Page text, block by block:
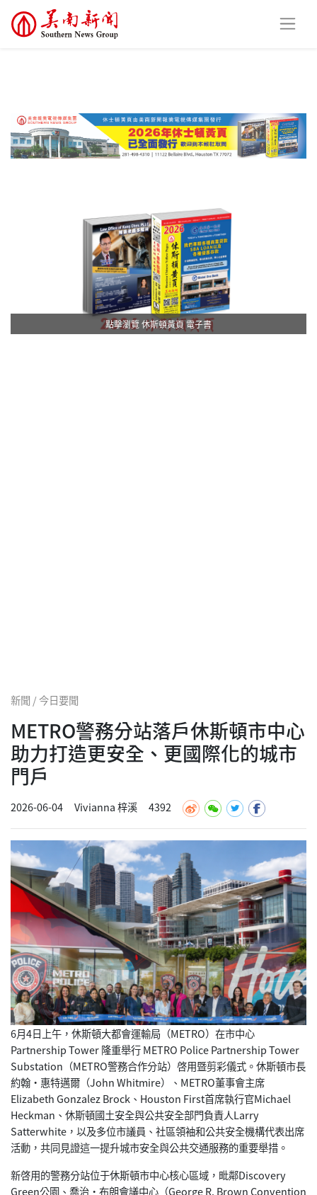
點擊瀏覽 休斯頓黃頁 電子書
新聞 / 今日要聞
METRO警務分站落戶休斯頓市中心
助力打造更安全、更國際化的城市
門戶
2026-06-04 Vivianna 梓溪 4392
6月4日上午，休斯頓大都會運輸局（METRO）在市中心
Partnership Tower 隆重舉行 METRO Police Partnership Tower
Substation（METRO警務合作分站）啓用暨剪彩儀式。休斯頓市長
約翰·惠特邁爾（John Whitmire）、METRO董事會主席
Elizabeth Gonzalez Brock、Houston First首席執行官Michael
Heckman、休斯頓國土安全與公共安全部門負責人Larry
Satterwhite，以及多位市議員、社區領袖和公共安全機構代表出席
活動，共同見證這一提升城市安全與公共交通服務的重要舉措。
新啓用的警務分站位于休斯頓市中心核心區域，毗鄰Discovery
Green公園、喬治·布朗會議中心（George R. Brown Convention